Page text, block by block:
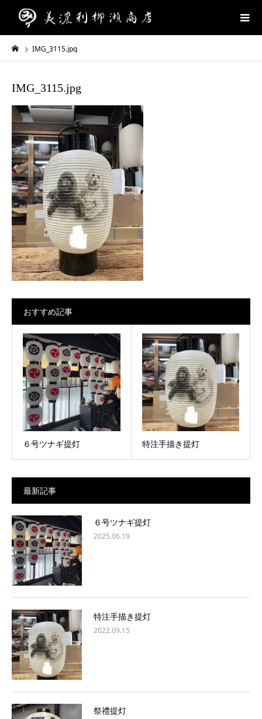
IMG_3115.jpg
IMG_3115.jpg
おすすめ記事
６号ツナギ提灯 特注手描き提灯
最新記事
６号ツナギ提灯
2025.06.19
特注手描き提灯
2022.09.15
祭禮提灯